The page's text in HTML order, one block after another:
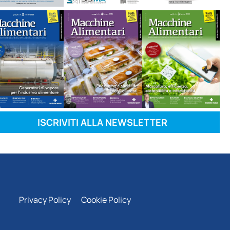
ISCRIVITI ALLA NEWSLETTER
Privacy Policy Cookie Policy